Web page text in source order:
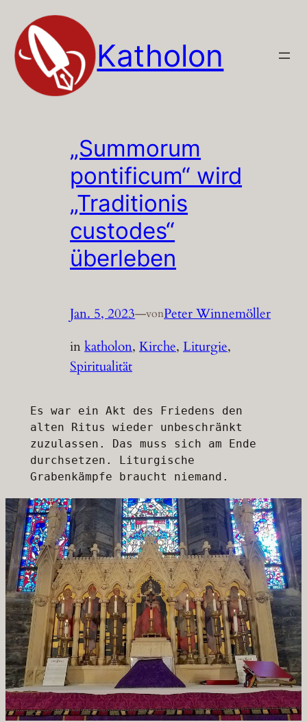
Inhalt
springen
Katholon
„Summorum
pontificum“ wird
„Traditionis
custodes“
überleben
Jan. 5, 2023—vonPeter Winnemöller
inkatholon, Kirche, Liturgie
Spiritualität
Es war ein Akt des Friedens den
alten Ritus wieder unbeschränkt
zuzulassen. Das muss sich am Ende
durchsetzen. Liturgische
Grabenkämpfe braucht niemand.